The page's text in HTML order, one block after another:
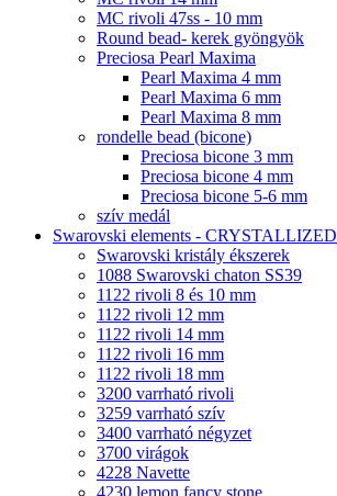
MC rivoli 47ss - 10 mm
Round bead- kerek gyöngyök
Preciosa Pearl Maxima
Pearl Maxima 4 mm
Pearl Maxima 6 mm
Pearl Maxima 8 mm
rondelle bead (bicone)
Preciosa bicone 3 mm
Preciosa bicone 4 mm
Preciosa bicone 5-6 mm
szív medál
Swarovski elements - CRYSTALLIZED
Swarovski kristály ékszerek
1088 Swarovski chaton SS39
1122 rivoli 8 és 10 mm
1122 rivoli 12 mm
1122 rivoli 14 mm
1122 rivoli 16 mm
1122 rivoli 18 mm
3200 varrható rivoli
3259 varrható szív
3400 varrható négyzet
3700 virágok
4228 Navette